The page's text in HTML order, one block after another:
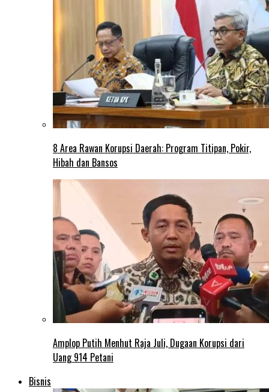
8 Area Rawan Korupsi Daerah: Program Titipan, Pokir,
Hibah dan Bansos
Amplop Putih Menhut Raja Juli, Dugaan Korupsi dari
Uang 914 Petani
Bisnis